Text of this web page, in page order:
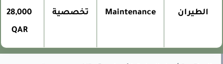
الطيران
Maintenance
تخصصية
28,000
QAR